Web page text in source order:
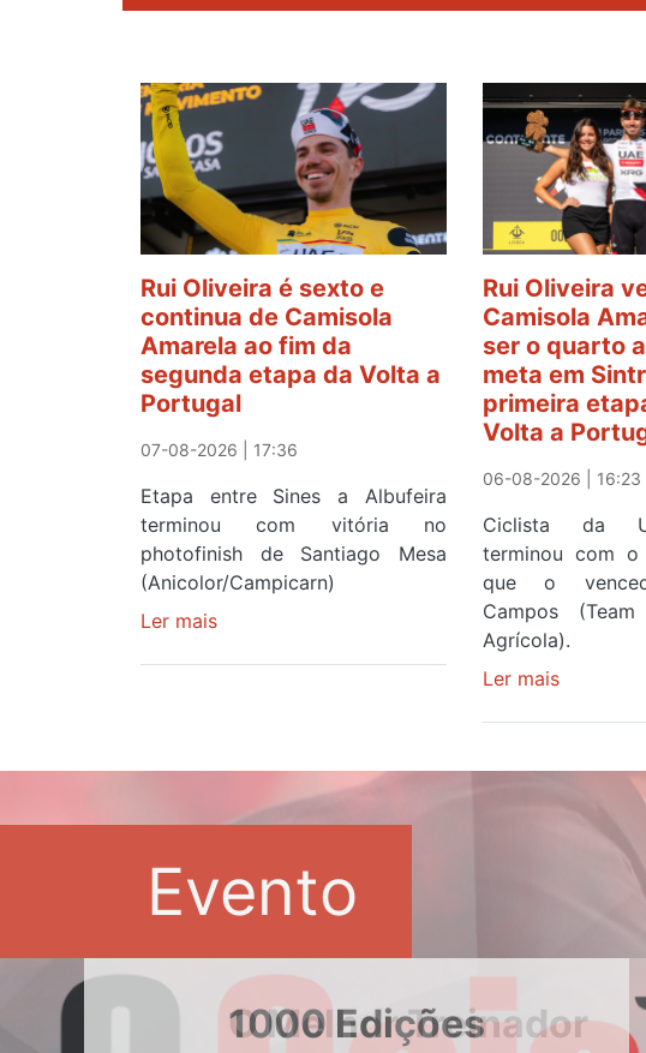
Rui Oliveira é sexto e
continua de Camisola
Amarela ao fim da
segunda etapa da Volta a
Portugal
07-08-2026 | 17:36
Etapa entre Sines a Albufeira
terminou com vitória no
photofinish de Santiago Mesa
(Anicolor/Campicarn)
Ler mais
e
de
Amarela
ao
segunda
etapa
Rui Oliveira
Camisola
ser o quarto
meta em
primeira
Volta a
06-08-2026 | 16:23
Ciclista da
terminou com o
que o
Campos
Agrícola).
Ler maissobre
veste
Amarela
a
Evento
1000 Edições